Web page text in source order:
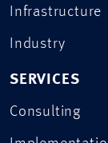
Infrastructure
Industry
SERVICES
Consulting